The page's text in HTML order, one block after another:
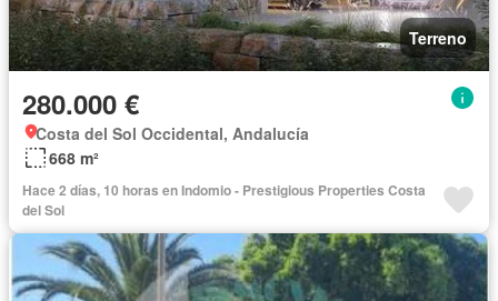
Terreno
280.000 €
Costa del Sol Occidental, Andalucía
668 m²
Hace 2 días, 10 horas en Indomio - Prestigious Properties Costa
del Sol